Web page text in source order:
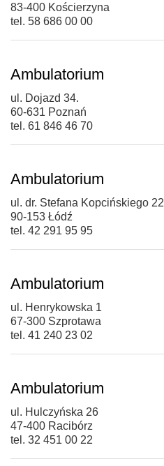
83-400 Kościerzyna
tel. 58 686 00 00
Ambulatorium
ul. Dojazd 34.
60-631 Poznań
tel. 61 846 46 70
Ambulatorium
ul. dr. Stefana Kopcińskiego 22
90-153 Łódź
tel. 42 291 95 95
Ambulatorium
ul. Henrykowska 1
67-300 Szprotawa
tel. 41 240 23 02
Ambulatorium
ul. Hulczyńska 26
47-400 Racibórz
tel. 32 451 00 22